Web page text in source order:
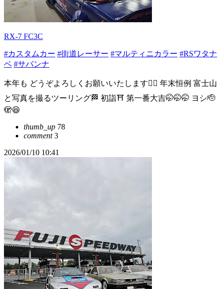
RX-7 FC3C
#カスタムカー #街道レーサー #マルティニカラー #RSワタナ
ベ #サバンナ
本年も どうぞよろしくお願いいたします🙇‍♂️ 年末恒例 富士山
と写真を撮るツーリング🏁 初詣⛩️ 第一番大吉🤭🤭🤭 ヨシ🫡
🫣😆
thumb_up 78
comment3
2026/01/10 10:41